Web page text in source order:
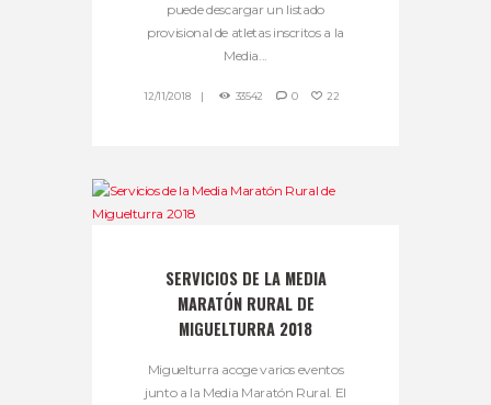
puede descargar un listado
provisional de atletas inscritos a la
Media...
12/11/2018 33542 0 22
SERVICIOS DE LA MEDIA
MARATÓN RURAL DE
MIGUELTURRA 2018
Miguelturra acoge varios eventos
junto a la Media Maratón Rural. El